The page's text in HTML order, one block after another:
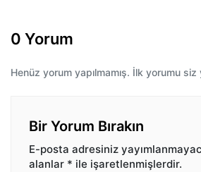
0 Yorum
Henüz yorum yapılmamış. İlk yorumu siz
Bir Yorum Bırakın
E-posta adresiniz
alanlar * ile işaretlenmişlerdir.